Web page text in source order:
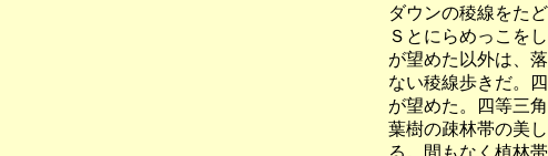
ダウンの稜線をた
Ｓとにらめっこを
が望めた以外は、
ない稜線歩きだ。
が望めた。四等三
葉樹の疎林帯の美
る。間もなく植林